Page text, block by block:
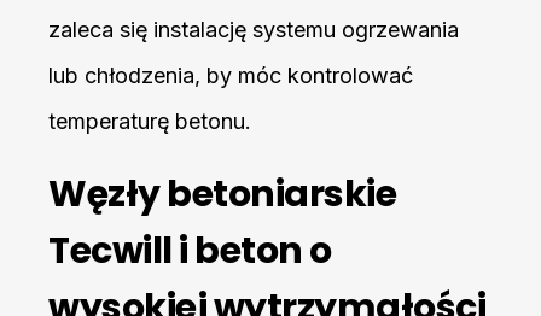
zaleca się instalację systemu ogrzewania
lub chłodzenia, by móc kontrolować
temperaturę betonu.
Węzły betoniarskie
Tecwill i beton o